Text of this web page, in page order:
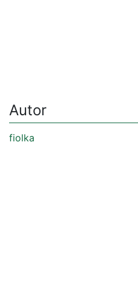
Autor
fiolka